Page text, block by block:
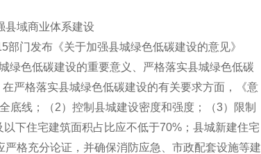
县域商业体系建设
部门发布《关于加强县城绿色低碳建设的意见》
绿色低碳建设的重要意义、严格落实县城绿色低碳
严格落实县城绿色低碳建设的有关要求方面，《意
底线；（2）控制县城建设密度和强度；（3）限制
下住宅建筑面积占比应不低于70%；县城新建住宅
格充分论证，并确保消防应急、市政配套设施等建